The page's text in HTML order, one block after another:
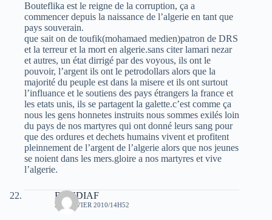
Bouteflika est le reigne de la corruption, ça a
commencer depuis la naissance de l’algerie en tant que
pays souverain.
que sait on de toufik(mohamaed medien)patron de DRS
et la terreur et la mort en algerie.sans citer lamari nezar
et autres, un état dirrigé par des voyous, ils ont le
pouvoir, l’argent ils ont le petrodollars alors que la
majorité du peuple est dans la misere et ils ont surtout
l’influance et le soutiens des pays étrangers la france et
les etats unis, ils se partagent la galette.c’est comme ça
nous les gens honnetes instruits nous sommes exilés loin
du pays de nos martyres qui ont donné leurs sang pour
que des ordures et dechets humains vivent et profitent
pleinnement de l’argent de l’algerie alors que nos jeunes
se noient dans les mers.gloire a nos martyres et vive
l’algerie.
BOUDIAF
24 JANVIER 2010/14H52